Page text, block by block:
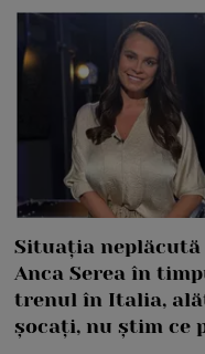
Situația
Anca Serea în
trenul în Italia,
șocați, nu știm ce